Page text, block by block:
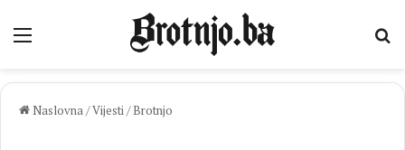
Izbornik
Naslovna/Vijesti/ Brotnjo